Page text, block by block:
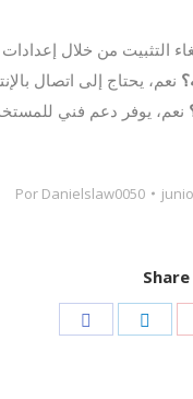
Por Danielslaw0050